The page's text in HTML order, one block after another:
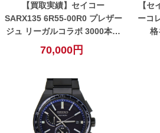
【買取実績】セイコー
SARX135 6R55-00R0 プレザー
ジュ リーガルコラボ 3000本限
定の買取価格・査定ポイントを
公開！【小牧】
70,000円
【
ーコ
格